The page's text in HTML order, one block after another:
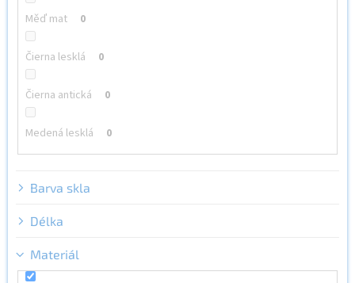
Měď mat 0
Čierna lesklá 0
Čierna antická 0
Medená lesklá 0
Barva skla
Délka
Materiál